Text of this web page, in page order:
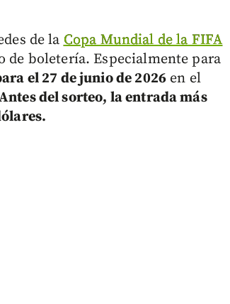
de laCopa Mundial de la FIFA
de boletería. Especialmente para
el 27 de junio de 2026 en el
del sorteo, la entrada más